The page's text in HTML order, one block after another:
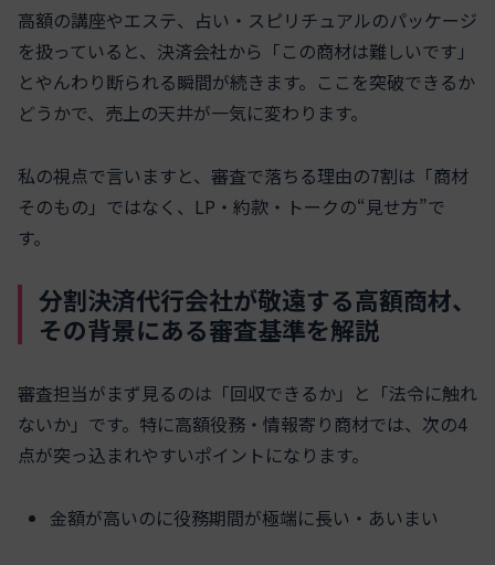
高額の講座やエステ、占い・スピリチュアルのパッケージ
を扱っていると、決済会社から「この商材は難しいです」
とやんわり断られる瞬間が続きます。ここを突破できるか
どうかで、売上の天井が一気に変わります。
私の視点で言いますと、審査で落ちる理由の7割は「商材
そのもの」ではなく、LP・約款・トークの“見せ方”で
す。
分割決済代行会社が敬遠する高額商材、
その背景にある審査基準を解説
審査担当がまず見るのは「回収できるか」と「法令に触れ
ないか」です。特に高額役務・情報寄り商材では、次の4
点が突っ込まれやすいポイントになります。
金額が高いのに役務期間が極端に長い・あいまい